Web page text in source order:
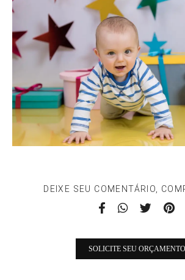
DEIXE SEU COMENTÁRIO,
SOLICITE SEU ORÇAMENTO